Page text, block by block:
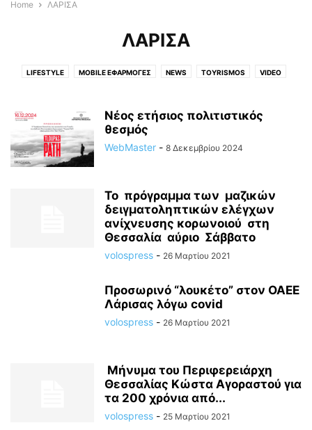
Home ΛΑΡΙΣΑ
ΛΑΡΙΣΑ
LIFESTYLE MOBILE ΕΦΑΡΜΟΓΈΣ NEWS TOYRISMOS VIDEO
ΑΘΗΝΑ ΑΛΜΥΡΌΣ ΑΠΌΨΕΙΣ
ΑΤΆΚΑ...ΚΙ ΕΠΊ ΤΌΠΟΥ
ΓΕΩΠΟΛΙΤΙΚΉ ΚΑΙ ΔΙΕΘΝΉΣ ΑΣΦΆΛΕΙΑ. ΕΚΔΗΛΩΣΕΙΣ ΕΚΚΛΗΣΙΑΣΤΙΚΑ
ΕΛΛΆΔΑ
ΚΟΣΜΟΣ ΛΑΡΙΣΑ ΜΑΓΝΗΣΙΑ ΝΌΤΙΟ ΠΉΛΙΟ
ΟΔΟΙΠΟΡΙΚΑ ΠΉΛΙΟ ΠΊΣΤΗ ΚΑΙ ΓΕΩΠΟΛΙΤΙΚΉ
ΠΟΛΙΤΙΣΜΌΣ ΡΉΓΑΣ ΦΕΡΑΊΟΣ
ΣΑΝ ΣΗΜΕΡΑ 20 ΧΡΟΝΙΑ ΠΡΙΝ...ΑΡΧΕΙΟ FDB PHOTO PRESS
ΤΟ ΣΚΙΤΣΟ ΤΗΣ ΗΜΕΡΑΣ ΧΩΡΊΣ ΚΑΤΗΓΟΡΊΑ
Νέος ετήσιος πολιτιστικός
θεσμός
WebMaster - 8 Δεκεμβρίου 2024
Το πρόγραμμα των μαζικών
δειγματοληπτικών ελέγχων
ανίχνευσης κορωνοιού στη
Θεσσαλία αύριο Σάββατο
volospress - 26 Μαρτίου 2021
Προσωρινό “λουκέτο” στον ΟΑΕΕ
Λάρισας λόγω covid
volospress - 26 Μαρτίου 2021
Μήνυμα του Περιφερειάρχη
Θεσσαλίας Κώστα Αγοραστού για
τα 200 χρόνια από...
volospress - 25 Μαρτίου 2021